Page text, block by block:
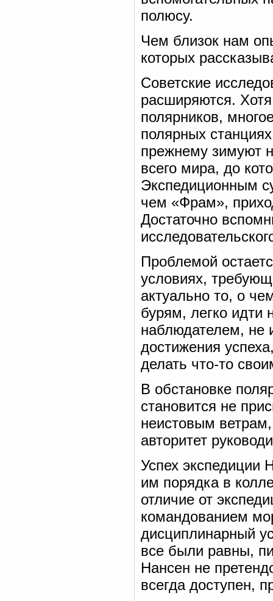
полюсу.
Чем близок нам
которых
Советские
расширяются.
полярников,
полярных
прежнему зимуют
всего мира, до
Экспедиционным
чем «Фрам»,
Достаточно
Проблемой
условиях,
актуально то, о
бурям, легко идти
наблюдателем, не
достижения
делать что-то
В обстановке
становится не
неистовым
авторитет
Успех экспедиции
им порядка в
отличие от
командованием
дисциплинарный
все были равны,
Нансен не
всегда доступен,